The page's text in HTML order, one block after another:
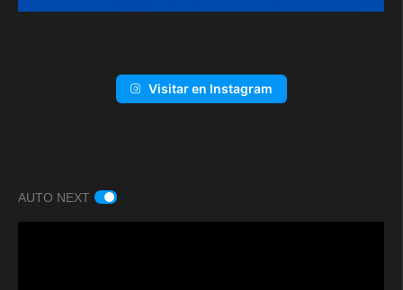
Visitar en Instagram
AUTO NEXT